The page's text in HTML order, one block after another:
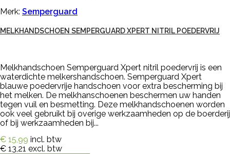
Merk: Semperguard
MELKHANDSCHOEN SEMPERGUARD XPERT NITRIL POEDERVRIJ
Melkhandschoen Semperguard Xpert nitril poedervrij is een
waterdichte melkershandschoen. Semperguard Xpert
blauwe poedervrije handschoen voor extra bescherming bij
het melken. De melkhanschoenen beschermen uw handen
tegen vuil en besmetting. Deze melkhandschoenen worden
ook veel gebruikt bij overige werkzaamheden op de boerderij
of bij werkzaamheden bij...
€ 15,99 incl. btw
€ 13,21 excl. btw